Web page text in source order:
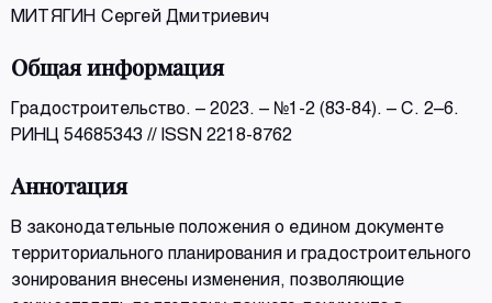
МИТЯГИН Сергей Дмитриевич
Общая информация
Градостроительство. – 2023. – №1-2 (83-84). – С. 2–6.
РИНЦ 54685343 // ISSN 2218-8762
Аннотация
В законодательные положения о едином документе
территориального планирования и градостроительного
зонирования внесены изменения, позволяющие